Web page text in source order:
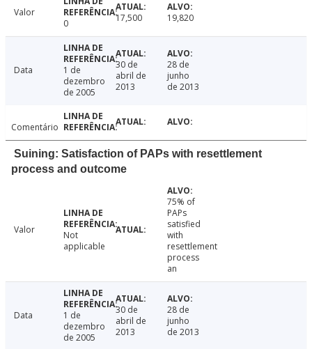
Valor
0
17,500 19,820
Data
1 de
dezembro
de 2005
30 de
abril de
2013
28 de
junho
de 2013
Comentário
Suining: Satisfaction of PAPs with resettlement
process and outcome
Valor
Not
applicable
75% of
PAPs
satisfied
with
resettlement
process
an
Data
1 de
dezembro
de 2005
30 de
abril de
2013
28 de
junho
de 2013